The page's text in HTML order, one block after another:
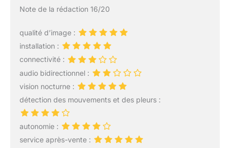
Note de la rédaction 16/20
qualité d’image :
installation :
connectivité :
audio bidirectionnel :
vision nocturne :
détection des mouvements et des pleurs :
autonomie :
service après-vente :